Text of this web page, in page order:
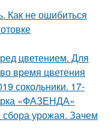
Как не ошибиться
цветением. Для
время цветения
сокольники. 17-
«ФАЗЕНДА»
урожая. Зачем